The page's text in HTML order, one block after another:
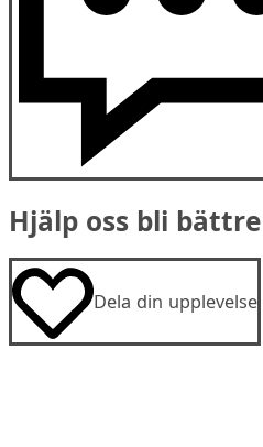
Hjälp oss bli bättre
Dela din upplevelse